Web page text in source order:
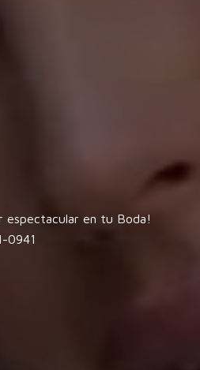
espectacular en tu Boda!
0941